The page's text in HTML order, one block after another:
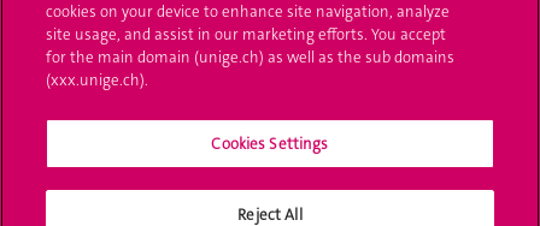
Médias
cookies on your device to enhance site navigation, analyze
site usage, and assist in our marketing efforts. You accept
for the main domain (unige.ch) as well as the sub domains
(xxx.unige.ch).
Cookies Settings
Reject All